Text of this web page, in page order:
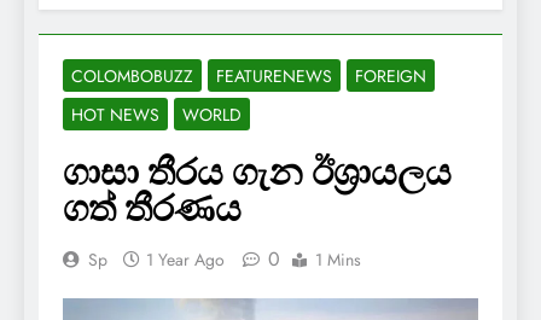
COLOMBOBUZZ FEATURENEWS
FOREIGN
HOT NEWS
WORLD
ගාසා තීරය ගැන ඊශ්‍රායලය
ගත් තීරණය
Sp 1 Year Ago 0 1 Mins